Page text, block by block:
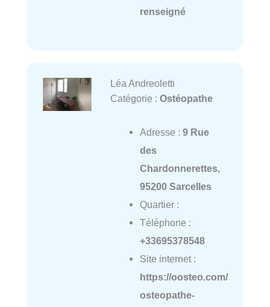
renseigné
Léa Andreoletti
Catégorie : Ostéopathe
Adresse : 9 Rue
des
Chardonnerettes,
95200 Sarcelles
Quartier :
Téléphone :
+33695378548
Site internet :
https://oosteo.com/
osteopathe-